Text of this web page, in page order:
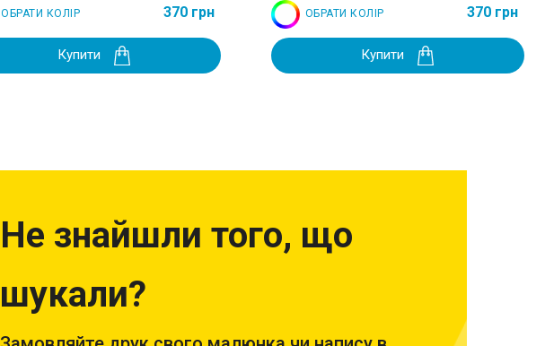
ОБРАТИ КОЛІР 370 грн
Купити
ОБРАТИ КОЛІР 370 грн
Купити
Не знайшли того, що
шукали?